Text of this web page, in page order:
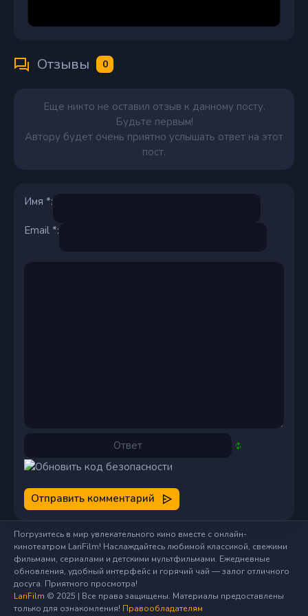
Отзывы 0
Еще никто не оставил отзыв к данному посту.
Будьте первым!
Автору будет очень приятно услышать ответ на этот
пост.
Имя *:
Email *:
Отправить комментарий
Погрузитесь в мир увлекательного кино вместе с онлайн-
кинотеатром LariFilm! Наслаждайтесь любимой классикой, свежими
фильмами, сериалами и детскими мультфильмами. Ежедневные
обновления, удобный интерфейс и горячий чай — залог отличного
досуга. Приятного просмотра!
LariFilm © 2025 | Все права защищены. Материалы предоставлены
только для ознакомления! Правообладателям